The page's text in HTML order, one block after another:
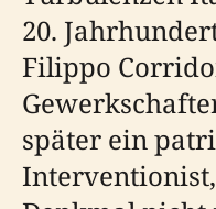
20.
Filippo
später ein